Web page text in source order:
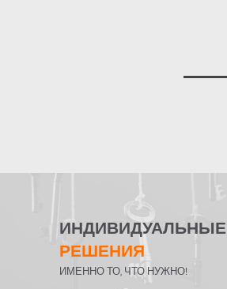
ИНДИВИДУАЛЬНЫЕ
РЕШЕНИЯ
ИМЕННО ТО, ЧТО НУЖНО!